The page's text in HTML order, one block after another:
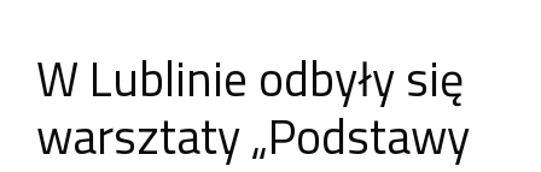
W Lublinie odbyły się
warsztaty „Podstawy